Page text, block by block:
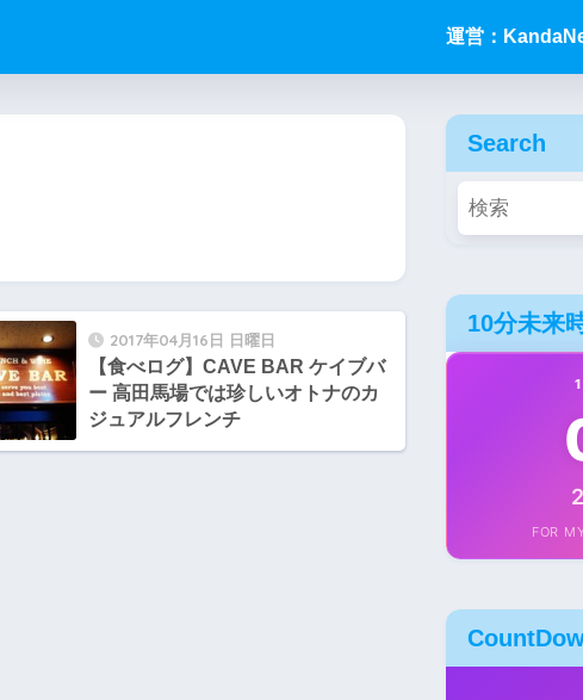
運営：
2017年04月16日 日曜日
【食べログ】CAVE BAR ケイブバ
ー 高田馬場では珍しいオトナのカ
ジュアルフレンチ
Search
10分未来
FOR